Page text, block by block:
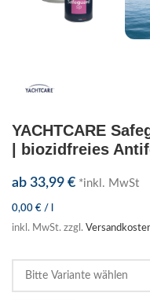
YACHTCARE
| biozidfreies
ab 33,99 € *inkl. MwSt
0,00 € /
inkl. MwSt. zzgl.